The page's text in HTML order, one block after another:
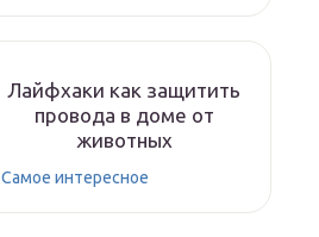
Лайфхаки как защитить
провода в доме от
животных
Самое интересное